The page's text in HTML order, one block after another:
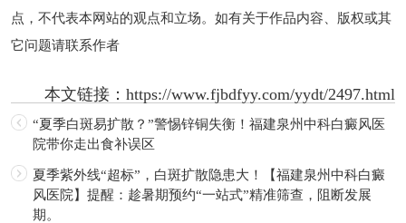
点，不代表本网站的观点和立场。如有关于作品内容、版权或其
它问题请联系作者
本文链接：https://www.fjbdfyy.com/yydt/2497.html
“夏季白斑易扩散？”警惕锌铜失衡！福建泉州中科白癜风医
院带你走出食补误区
夏季紫外线“超标”，白斑扩散隐患大！【福建泉州中科白癜
风医院】提醒：趁暑期预约“一站式”精准筛查，阻断发展
期。